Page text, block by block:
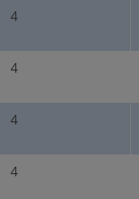
4
4
4
4